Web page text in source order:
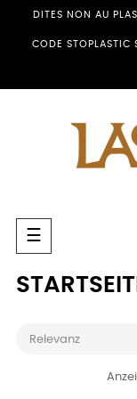
DITES NON AU
CODE STOPLASTIC
Umschalten
der
☰
Relevanz